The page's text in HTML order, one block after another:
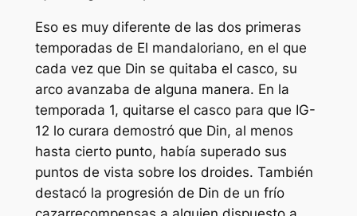
Eso es muy diferente de las dos primeras
temporadas de El mandaloriano, en el que
cada vez que Din se quitaba el casco, su
arco avanzaba de alguna manera. En la
temporada 1, quitarse el casco para que IG-
12 lo curara demostró que Din, al menos
hasta cierto punto, había superado sus
puntos de vista sobre los droides. También
destacó la progresión de Din de un frío